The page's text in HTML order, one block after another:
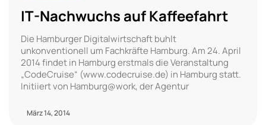
IT-Nachwuchs auf Kaffeefahrt
Die Hamburger Digitalwirtschaft buhlt
unkonventionell um Fachkräfte Hamburg. Am 24. April
2014 findet in Hamburg erstmals die Veranstaltung
„CodeCruise“ (www.codecruise.de) in Hamburg statt.
Initiiert von Hamburg@work, der Agentur
März 14, 2014